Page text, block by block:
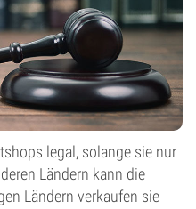
legal, solange sie nur
Ländern kann die
Ländern verkaufen sie